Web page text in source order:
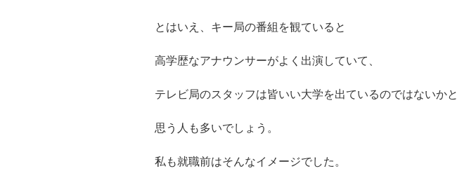
とはいえ、キー局の番組を観ていると
高学歴なアナウンサーがよく出演していて、
テレビ局のスタッフは皆いい大学を出ているのではないかと
思う人も多いでしょう。
私も就職前はそんなイメージでした。